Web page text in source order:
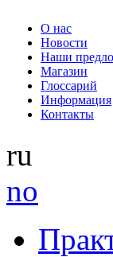
О нас
Новости
Наши
Магазин
Глоссарий
Информация
Контакты
ru
no